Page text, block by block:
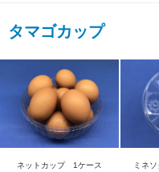
タマゴカップ
ネットカップ 1ケース ミネ